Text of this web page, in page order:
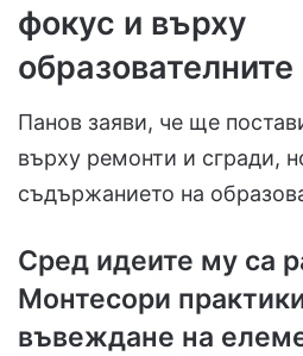
фокус и върху
Панов заяви, че ще
върху ремонти и сгради,
съдържанието на
Сред идеите му са
Монтесори
въвеждане на